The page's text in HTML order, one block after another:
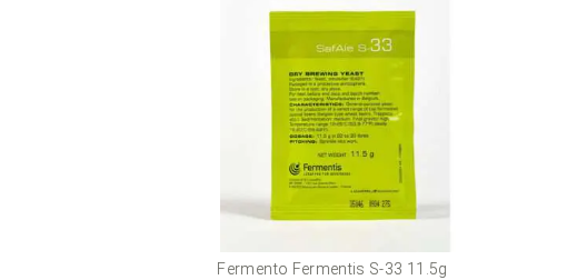
Fermento Fermentis S-33 11.5g